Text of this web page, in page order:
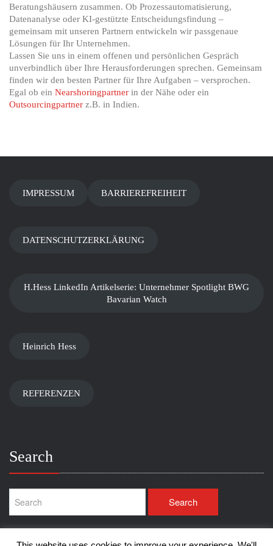
Beratungshäusern zusammen. Ob Prozessautomatisierung,
Datenanalyse oder KI-gestützte Entscheidungsfindung –
gemeinsam mit unseren Partnern entwickeln wir passgenaue
Lösungen für Ihr Unternehmen.
Lassen Sie uns in einem offenen und persönlichen Gespräch
unverbindlich über Ihre Herausforderungen sprechen. Gemeinsam
finden wir den besten Partner für Ihre Aufgaben – versprochen.
Egal ob ein Nearshoringpartner in der Nähe oder ein
Outsourcingpartner z.B. in Indien.
IMPRESSUM BARRIEREFREIHEIT
DATENSCHUTZERKLÄRUNG
H.Hess LinkedIn Artikelserie: Unternehmer Spotlight BWG
Bavarian Watch
Heinrich Hess
REFERENZEN
Search